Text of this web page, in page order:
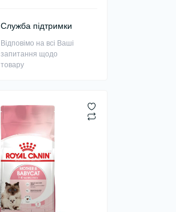
Служба підтримки
Відповімо на всі Ваші
запитання щодо
товару